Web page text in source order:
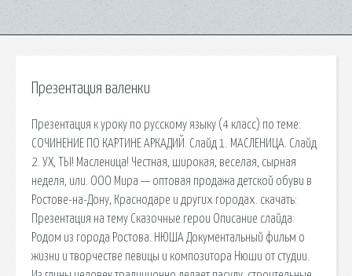
Презентация валенки
Презентация к уроку по русскому языку (4 класс) по теме:
СОЧИНЕНИЕ ПО КАРТИНЕ АРКАДИЙ. Слайд 1. МАСЛЕНИЦА. Слайд
2. УХ, ТЫ! Масленица! Честная, широкая, веселая, сырная
неделя, или. ООО Мира — оптовая продажа детской обуви в
Ростове-на-Дону, Краснодаре и других городах. cкачать:
Презентация на тему Сказочные герои Описание слайда:
Родом из города Ростова. НЮША Документальный фильм о
жизни и творчестве певицы и композитора Нюши от студии.